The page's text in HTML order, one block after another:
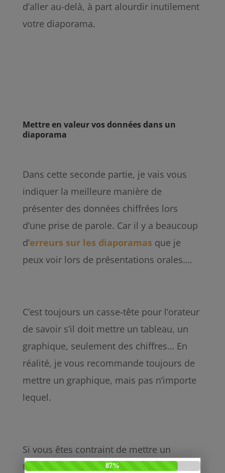
d’aller au-delà, à part alourdir inutilement
votre diaporama.
Mettre en valeur vos données dans un
diaporama
Dans cette seconde partie, je vais vous
indiquer la meilleure manière de
présenter des données chiffrées lors
d’une prise de parole. Car il y a beaucoup
d’erreurs sur les diaporamas que je
peux voir lors de présentations orales….
C’est toujours un casse-tête pour l’orateur
de savoir s’il doit mettre un tableau, un
graphique, seulement des chiffres… En
réalité, je vous recommande toujours de
mettre un graphique, mais pas n’importe
lequel.
Si vous êtes contraint de mettre un
tableau entier, faites juste en sorte que